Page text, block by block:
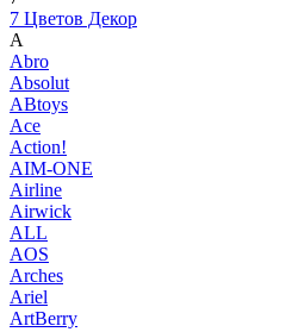
7 Цветов Декор
A
Abro
Absolut
ABtoys
Ace
Action!
AIM-ONE
Airline
Airwick
ALL
AOS
Arches
Ariel
ArtBerry